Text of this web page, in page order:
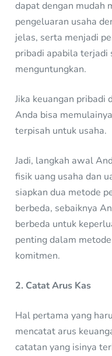
dapat dengan mudah
pengeluaran usaha
jelas, serta menjadi
pribadi apabila terjadi
menguntungkan.
Jika keuangan pribadi
Anda bisa
terpisah untuk usaha.
Jadi, langkah awal
fisik uang usaha dan
siapkan dua metode
berbeda, sebaiknya
berbeda untuk
penting dalam
komitmen.
2. Catat Arus Kas
Hal pertama yang
mencatat arus
catatan yang isinya